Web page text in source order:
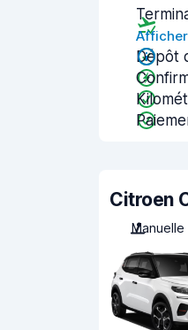
Dépôt
Citroen
Manuelle